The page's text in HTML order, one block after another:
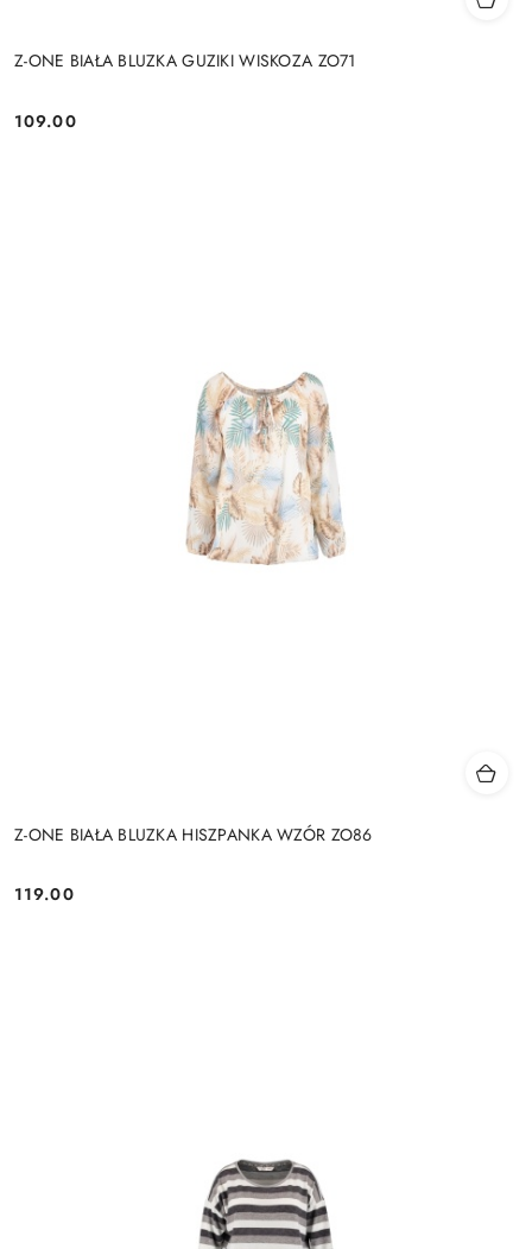
Z-ONE BIAŁA BLUZKA GUZIKI WISKOZA ZO71
Cena:
109.00
Z-ONE BIAŁA BLUZKA HISZPANKA WZÓR ZO86
Cena:
119.00